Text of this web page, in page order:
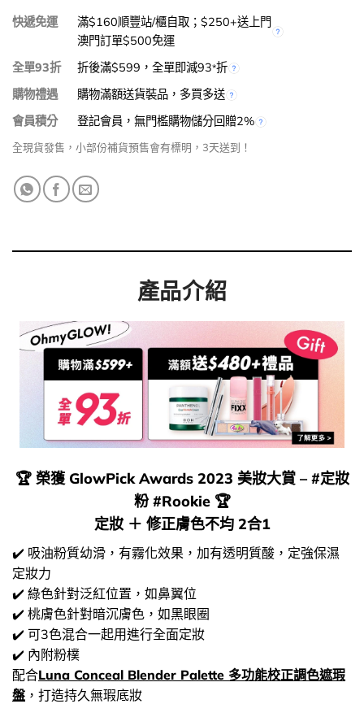
快遞免運
滿$160順豐站/櫃自取；$250+送上門
澳門訂單$500免運
全單93折
折後滿$599，全單即減93*折
購物禮遇
購物滿額送貨裝品，多買多送
會員積分
登記會員，無門檻購物儲分回贈2%
全現貨發售，小部份補貨預售會有標明，3天送到！
產品介紹
🏆 榮獲 GlowPick Awards 2023 美妝大賞 – #定妝
粉 #Rookie🏆
定妝 ＋ 修正膚色不均 2合1
✔️ 吸油粉質幼滑，有霧化效果，加有透明質酸，定強保濕
定妝力
✔️ 綠色針對泛紅位置，如鼻翼位
✔️ 桃膚色針對暗沉膚色，如黑眼圈
✔️ 可3色混合一起用進行全面定妝
✔️ 內附粉樸
配合Luna Conceal Blender Palette 多功能校正調色遮瑕
盤 ，打造持久無瑕底妝